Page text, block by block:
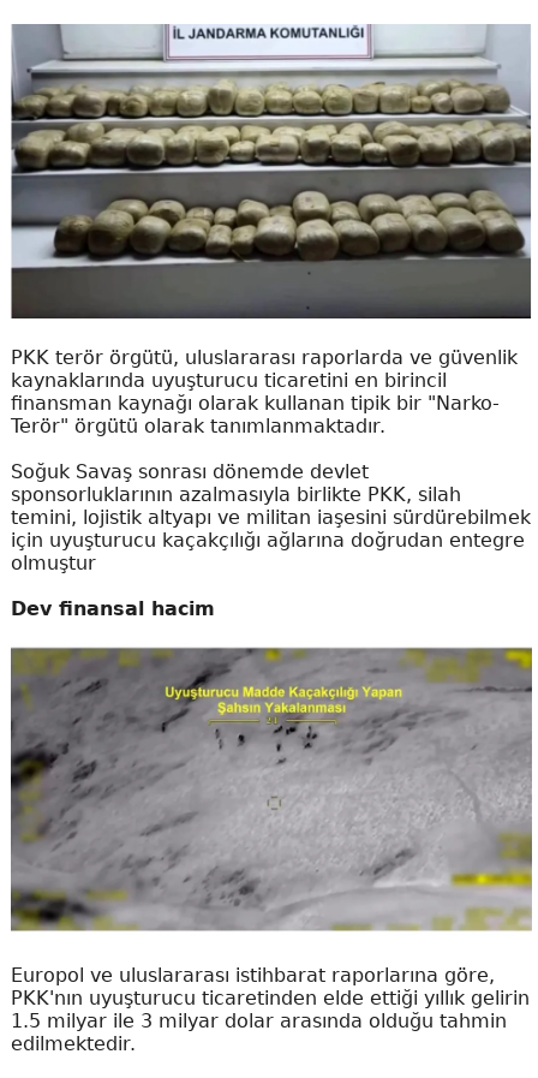
PKK terör örgütü, uluslararası raporlarda ve güvenlik
kaynaklarında uyuşturucu ticaretini en birincil
finansman kaynağı olarak kullanan tipik bir "Narko-
Terör" örgütü olarak tanımlanmaktadır.
Soğuk Savaş sonrası dönemde devlet
sponsorluklarının azalmasıyla birlikte PKK, silah
temini, lojistik altyapı ve militan iaşesini sürdürebilmek
için uyuşturucu kaçakçılığı ağlarına doğrudan entegre
olmuştur
Dev finansal hacim
Europol ve uluslararası istihbarat raporlarına göre,
PKK'nın uyuşturucu ticaretinden elde ettiği yıllık gelirin
1.5 milyar ile 3 milyar dolar arasında olduğu tahmin
edilmektedir.